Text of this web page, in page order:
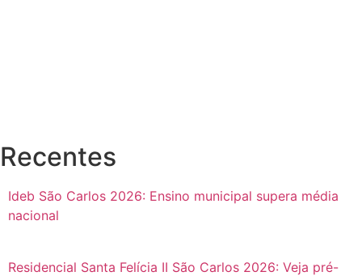
Recentes
Ideb São Carlos 2026: Ensino municipal supera média
nacional
Residencial Santa Felícia II São Carlos 2026: Veja pré-